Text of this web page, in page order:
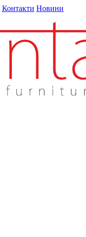
Контакти Новини